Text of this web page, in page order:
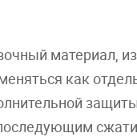
материал,
как